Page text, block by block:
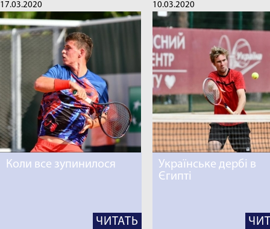
17.03.2020
Коли все зупинилося
ЧИТАТЬ
10.03.2020
Українське дербі в
Єгипті